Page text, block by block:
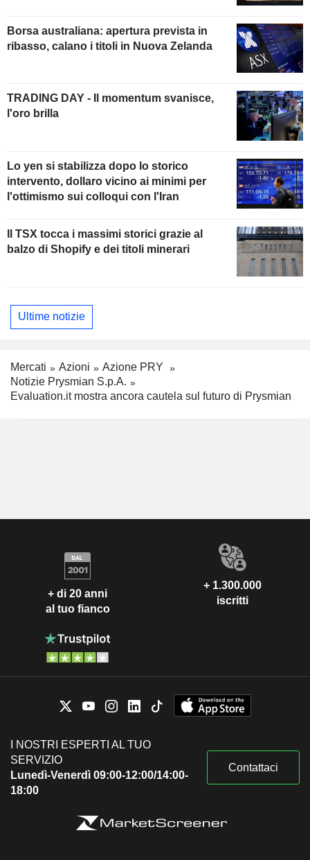
Borsa australiana: apertura prevista in
ribasso, calano i titoli in Nuova Zelanda
TRADING DAY - Il momentum svanisce,
l'oro brilla
Lo yen si stabilizza dopo lo storico
intervento, dollaro vicino ai minimi per
l'ottimismo sui colloqui con l'Iran
Il TSX tocca i massimi storici grazie al
balzo di Shopify e dei titoli minerari
Ultime notizie
Mercati Azioni
Azione PRY
Notizie Prysmian S.p.A.
Evaluation.it mostra ancora cautela sul futuro di Prysmian
+ di 20 anni
al tuo fianco
+ 1.300.000
iscritti
I NOSTRI ESPERTI AL TUO
SERVIZIO
Lunedì-Venerdì 09:00-12:00/14:00-
18:00
Contattaci